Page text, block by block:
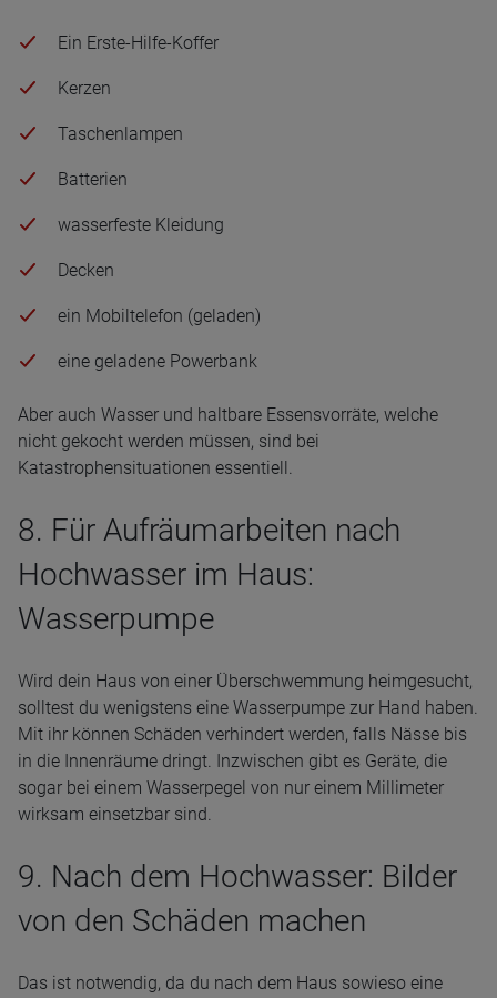
Ein Erste-Hilfe-Koffer
Kerzen
Taschenlampen
Batterien
wasserfeste Kleidung
Decken
ein Mobiltelefon (geladen)
eine geladene Powerbank
Aber auch Wasser und haltbare Essensvorräte, welche
nicht gekocht werden müssen, sind bei
Katastrophensituationen essentiell.
8. Für Aufräumarbeiten nach
Hochwasser im Haus:
Wasserpumpe
Wird dein Haus von einer Überschwemmung heimgesucht,
solltest du wenigstens eine Wasserpumpe zur Hand haben.
Mit ihr können Schäden verhindert werden, falls Nässe bis
in die Innenräume dringt. Inzwischen gibt es Geräte, die
sogar bei einem Wasserpegel von nur einem Millimeter
wirksam einsetzbar sind.
9. Nach dem Hochwasser: Bilder
von den Schäden machen
Das ist notwendig, da du nach dem Haus sowieso eine